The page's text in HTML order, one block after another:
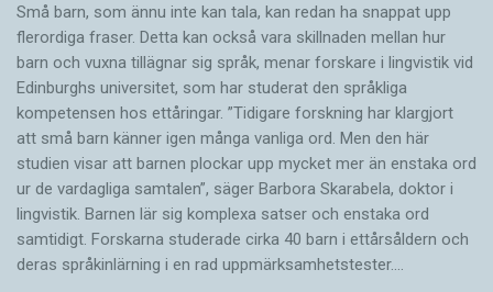
Små barn, som ännu inte kan tala, kan redan ha snappat upp
flerordiga fraser. Detta kan också vara skillnaden mellan hur
barn och vuxna tillägnar sig språk, menar forskare i lingvistik vid
Edinburghs universitet, som har studerat den språkliga
kompetensen hos ettåringar. ”Tidigare forskning har klargjort
att små barn känner igen många vanliga ord. Men den här
studien visar att barnen plockar upp mycket mer än enstaka ord
ur de vardagliga samtalen”, säger Barbora Skarabela, doktor i
lingvistik. Barnen lär sig komplexa satser och enstaka ord
samtidigt. Forskarna studerade cirka 40 barn i ettårsåldern och
deras språkinlärning i en rad uppmärksamhetstester.…